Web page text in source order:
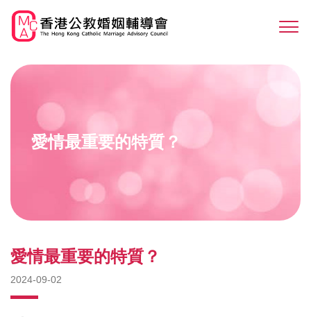
main
愛情最重要的特質？
愛情最重要的特質？
2024-09-02